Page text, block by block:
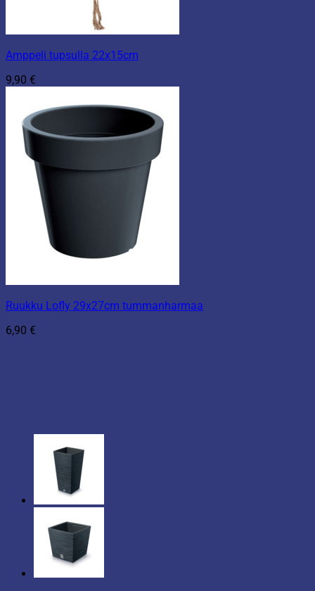
Amppeli tupsulla 22x15cm
9,90 €
Ruukku Lofly 29x27cm tummanharmaa
6,90 €